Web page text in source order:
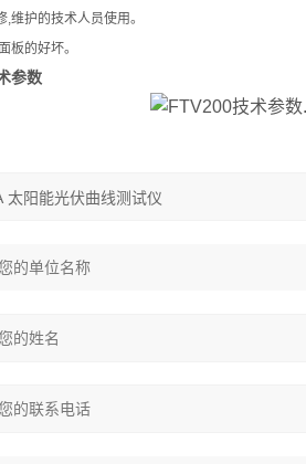
维护的技术人员使用。
板的好坏。
参数